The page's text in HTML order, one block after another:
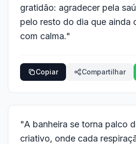
gratidão: agradecer pela
pelo resto do dia que ainda
com calma."
Copiar Compartilhar
"A banheira se torna palco
criativo, onde cada